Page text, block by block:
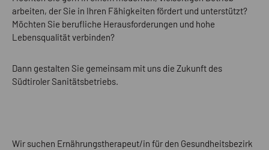
arbeiten, der Sie in Ihren Fähigkeiten fördert und unterstützt?
Möchten Sie berufliche Herausforderungen und hohe
Lebensqualität verbinden?
Dann gestalten Sie gemeinsam mit uns die Zukunft des
Südtiroler Sanitätsbetriebs.
Wir suchen Ernährungstherapeut/in für den Gesundheitsbezirk